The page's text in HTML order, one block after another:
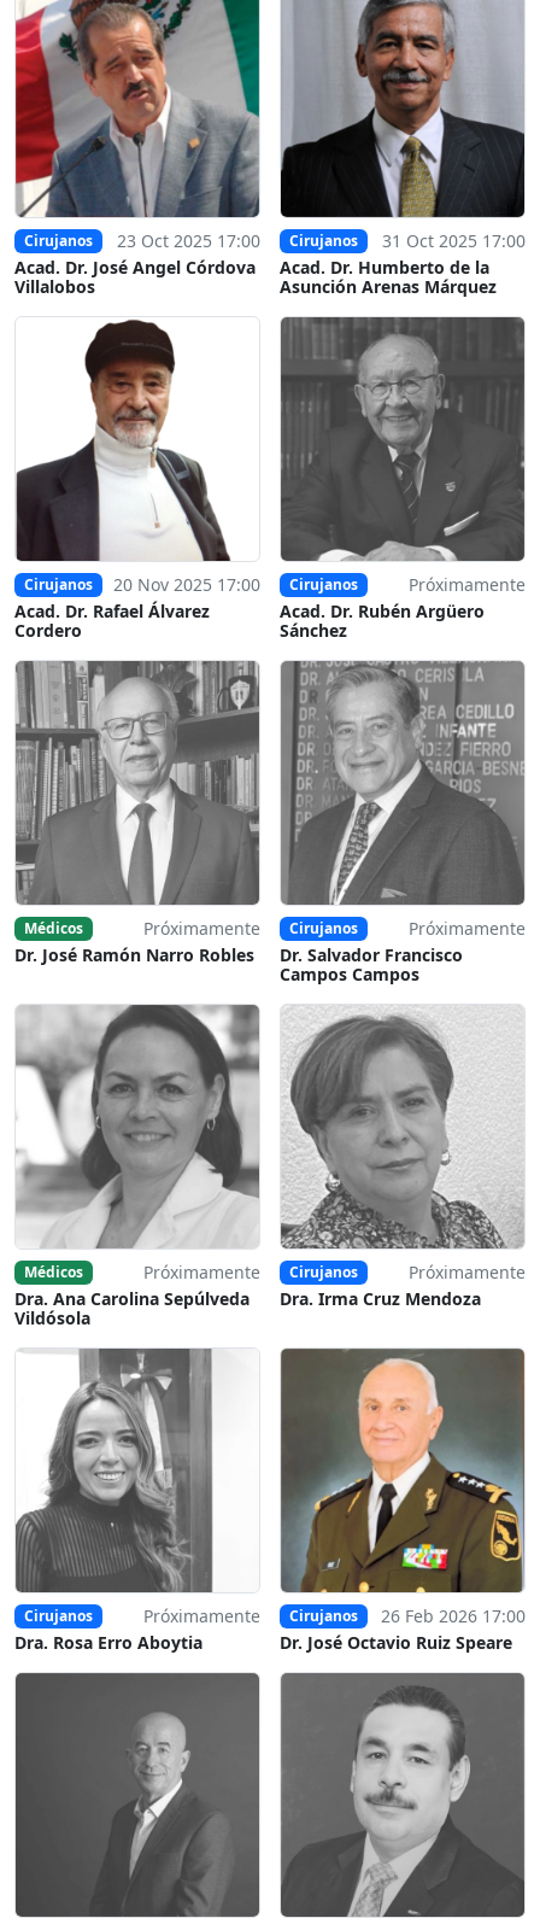
Cirujanos
23 Oct 2025 17:00
Acad. Dr. José Angel Córdova
Villalobos
Cirujanos
31 Oct 2025 17:00
Acad. Dr. Humberto de la
Asunción Arenas Márquez
Cirujanos
20 Nov 2025 17:00
Acad. Dr. Rafael Álvarez
Cordero
Cirujanos
Próximamente
Acad. Dr. Rubén Argüero
Sánchez
Médicos
Próximamente
Dr. José Ramón Narro Robles
Cirujanos
Próximamente
Dr. Salvador Francisco
Campos Campos
Médicos
Próximamente
Dra. Ana Carolina Sepúlveda
Vildósola
Cirujanos
Próximamente
Dra. Irma Cruz Mendoza
Cirujanos
Próximamente
Dra. Rosa Erro Aboytia
Cirujanos
26 Feb 2026 17:00
Dr. José Octavio Ruiz Speare